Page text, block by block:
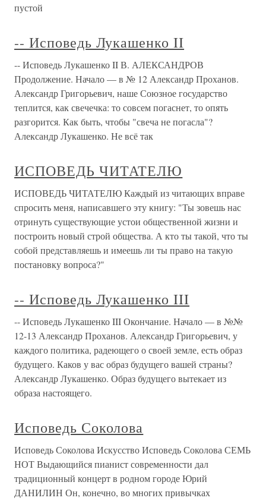
пустой
-- Исповедь Лукашенко II
-- Исповедь Лукашенко II В. АЛЕКСАНДРОВ
Продолжение. Начало — в № 12 Александр Проханов.
Александр Григорьевич, наше Союзное государство
теплится, как свечечка: то совсем погаснет, то опять
разгорится. Как быть, чтобы "свеча не погасла"?
Александр Лукашенко. Не всё так
ИСПОВЕДЬ ЧИТАТЕЛЮ
ИСПОВЕДЬ ЧИТАТЕЛЮ Каждый из читающих вправе
спросить меня, написавшего эту книгу: "Ты зовешь нас
отринуть существующие устои общественной жизни и
построить новый строй общества. А кто ты такой, что ты
собой представляешь и имеешь ли ты право на такую
постановку вопроса?"
-- Исповедь Лукашенко III
-- Исповедь Лукашенко III Окончание. Начало — в №№
12-13 Александр Проханов. Александр Григорьевич, у
каждого политика, радеющего о своей земле, есть образ
будущего. Каков у вас образ будущего вашей страны?
Александр Лукашенко. Образ будущего вытекает из
образа настоящего.
Исповедь Соколова
Исповедь Соколова Искусство Исповедь Соколова СЕМЬ
НОТ Выдающийся пианист современности дал
традиционный концерт в родном городе Юрий
ДАНИЛИН Он, конечно, во многих привычках